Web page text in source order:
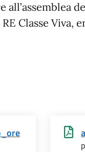
Classe Viva,